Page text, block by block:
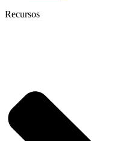
Recursos